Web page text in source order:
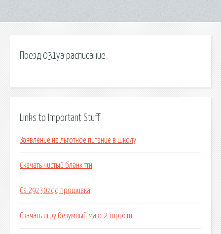
Поезд 031уа расписание
Links to Important Stuff
Заявление на льготное питание в школу
Скачать чистый бланк ттн
Cs 29z30zqq прошивка
Скачать игру безумный макс 2 торрент